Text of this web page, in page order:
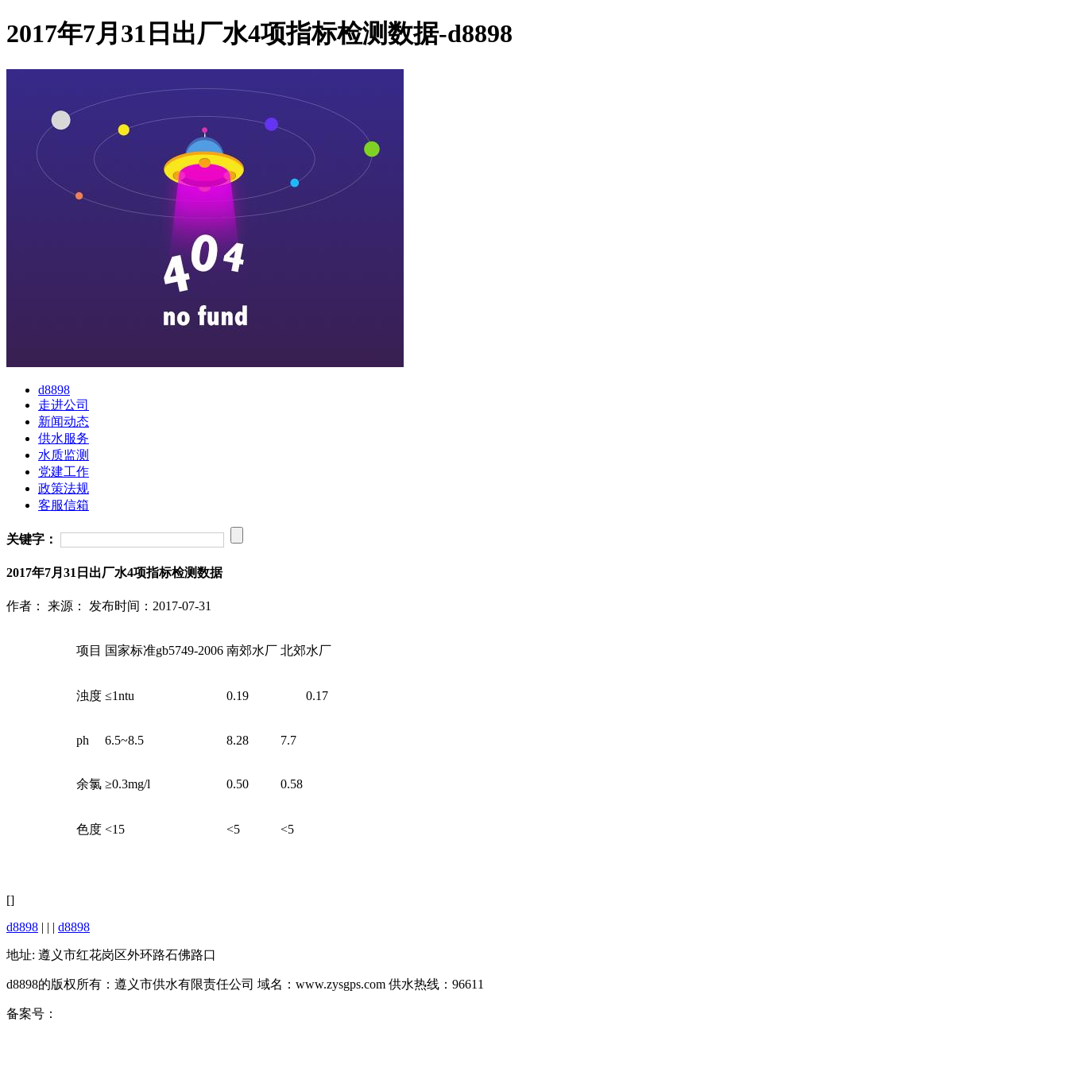
2017年7月31日出厂水4项指标检测数据-d8898
d8898
走进公司
新闻动态
供水服务
水质监测
党建工作
政策法规
客服信箱
关键字：
2017年7月31日出厂水4项指标检测数据
作者： 来源： 发布时间：2017-07-31
项目 国家标准gb5749-2006 南郊水厂 北郊水厂
浊度 ≤1ntu 0.19 0.17
ph 6.5~8.5 8.28 7.7
余氯 ≥0.3mg/l 0.50 0.58
色度 <15 <5 <5
[]
d8898 | | | d8898
地址: 遵义市红花岗区外环路石佛路口
d8898的版权所有：遵义市供水有限责任公司 域名：www.zysgps.com 供水热线：96611
备案号：